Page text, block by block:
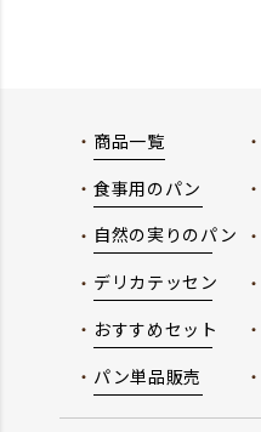
商品一覧
食事用のパン
自然の実りのパン
デリカテッセン
おすすめセット
パン単品販売